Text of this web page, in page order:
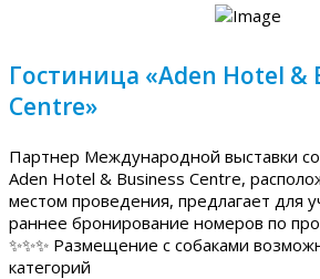
Гостиница «Aden Hotel &
Centre»
Партнер Международной выставки
Aden Hotel & Business Centre,
местом проведения, предлагает для
раннее бронирование номеров по
✨✨✨ Размещение с собаками
категорий